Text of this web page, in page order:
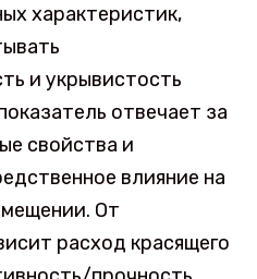
характеристик,
и укрывистость
отвечает за
свойства и
влияние на
От
расход красящего